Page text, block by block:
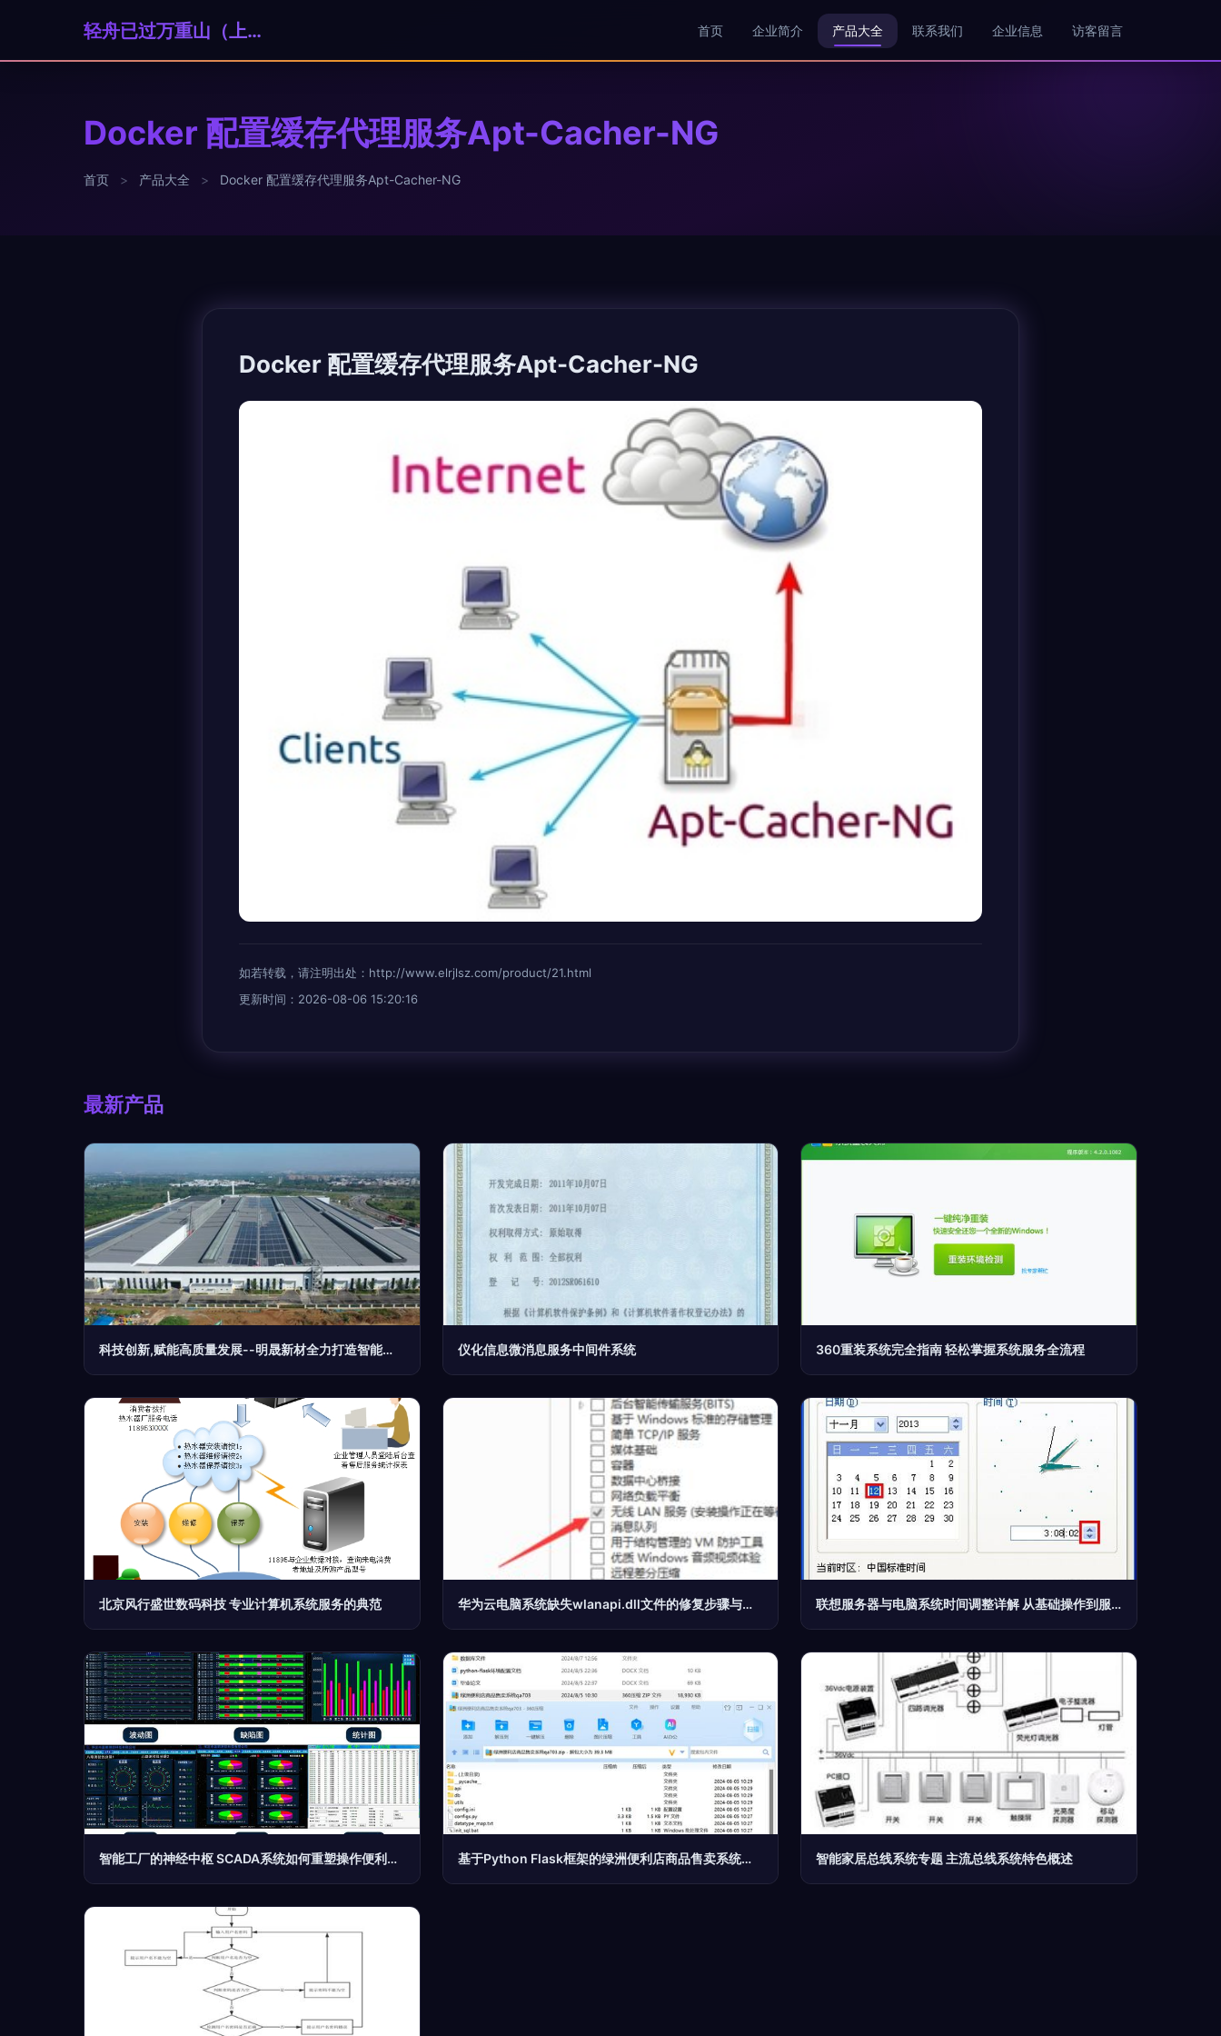
轻舟已过万重山（上海）科技贸易有限公司 首页 企业简介 产品大全 联系我们 企业信息 访客留言
Docker 配置缓存代理服务Apt-Cacher-NG
首页 > 产品大全 > Docker 配置缓存代理服务Apt-Cacher-NG
Docker 配置缓存代理服务Apt-Cacher-NG
如若转载，请注明出处：http://www.elrjlsz.com/product/21.html
更新时间：2026-08-06 15:20:16
最新产品
科技创新,赋能高质量发展--明晟新材全力打造智能工厂 仪化信息微消息服务中间件系统 360重装系统完全指南 轻松掌握系统服务全流程
北京风行盛世数码科技 专业计算机系统服务的典范 华为云电脑系统缺失wlanapi.dll文件的修复步骤与使用技巧 联想服务器与电脑系统时间调整详解 从基础操作到服务设置
智能工厂的神经中枢 SCADA系统如何重塑操作便利性与计算机服务体系 基于Python Flask框架的绿洲便利店商品售卖系统的设计与实现 智能家居总线系统专题 主流总线系统特色概述